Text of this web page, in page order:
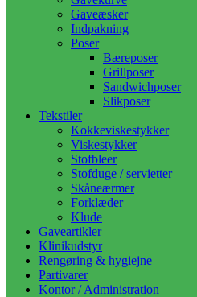
Gaveæsker
Indpakning
Poser
Bæreposer
Grillposer
Sandwichposer
Slikposer
Tekstiler
Kokkeviskestykker
Viskestykker
Stofbleer
Stofduge / servietter
Skåneærmer
Forklæder
Klude
Gaveartikler
Klinikudstyr
Rengøring & hygiejne
Partivarer
Kontor / Administration